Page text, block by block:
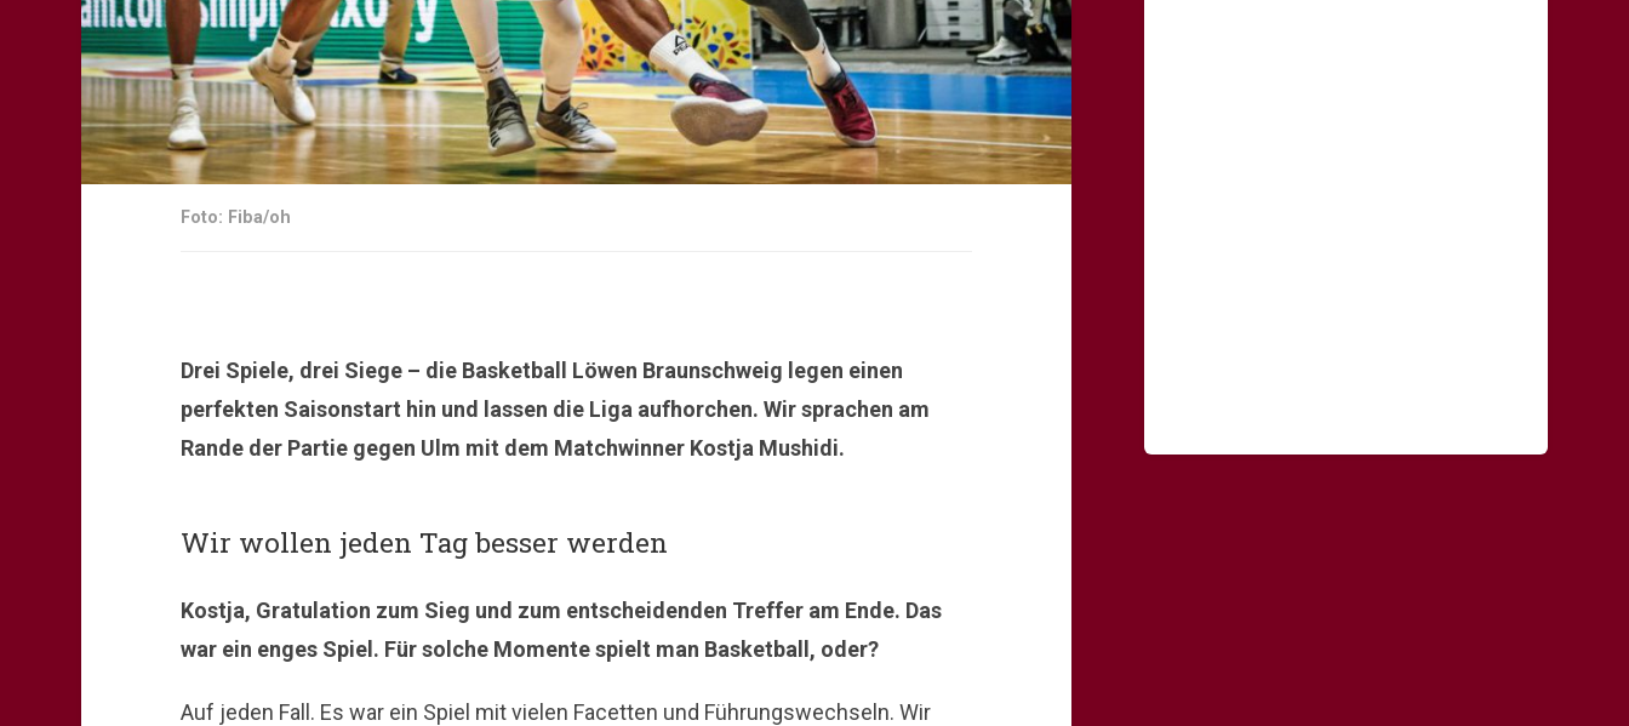
Foto: Fiba/oh
Drei Spiele, drei Siege – die Basketball Löwen Braunschweig legen einen
perfekten Saisonstart hin und lassen die Liga aufhorchen. Wir sprachen am
Rande der Partie gegen Ulm mit dem Matchwinner Kostja Mushidi.
Wir wollen jeden Tag besser werden
Kostja, Gratulation zum Sieg und zum entscheidenden Treffer am Ende. Das
war ein enges Spiel. Für solche Momente spielt man Basketball, oder?
Auf jeden Fall. Es war ein Spiel mit vielen Facetten und Führungswechseln. Wir